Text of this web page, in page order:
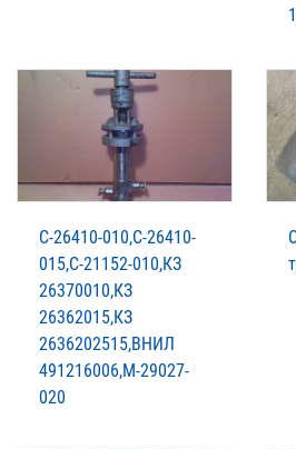
С-26410-010,С-26410-
015,С-21152-010,КЗ
26370010,КЗ
26362015,КЗ
2636202515,ВНИЛ
491216006,М-29027-
020